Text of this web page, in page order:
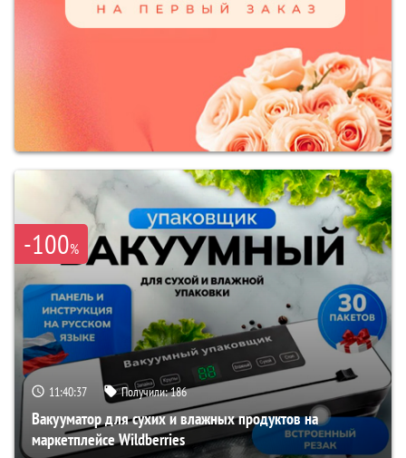
-100%
11:40:36 Получили:186
Вакууматор для сухих и влажных продуктов на
маркетплейсе Wildberries